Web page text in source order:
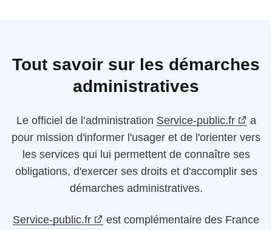
Tout savoir sur les démarches
administratives
Le officiel de l’administration Service-public.fr
a
pour mission d'informer l'usager et de l'orienter vers
les services qui lui permettent de connaître ses
obligations, d'exercer ses droits et d'accomplir ses
démarches administratives.
Service-public.fr
est complémentaire des France